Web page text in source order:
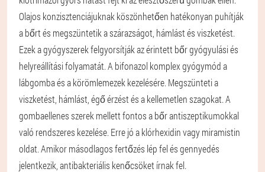
Olajos konzisztenciájuknak köszönhetően hatékonyan puhítják
a bőrt és megszüntetik a szárazságot, hámlást és viszketést.
Ezek a gyógyszerek felgyorsítják az érintett bőr gyógyulási és
helyreállítási folyamatát. A bifonazol komplex gyógymód a
lábgomba és a körömlemezek kezelésére. Megszünteti a
viszketést, hámlást, égő érzést és a kellemetlen szagokat. A
gombaellenes szerek mellett fontos a bőr antiszeptikumokkal
való rendszeres kezelése. Erre jó a klórhexidin vagy miramistin
oldat. Amikor másodlagos fertőzés lép fel és gennyedés
jelentkezik, antibakteriális kenőcsöket írnak fel.